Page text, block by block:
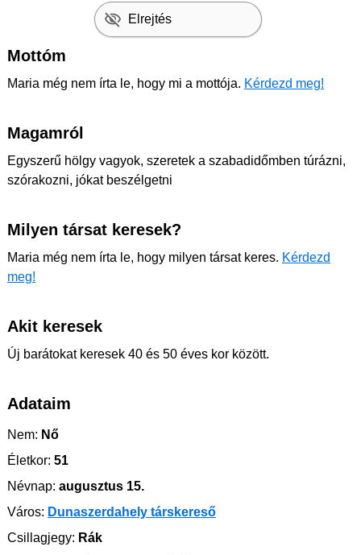
Elrejtés
Mottóm
Maria még nem írta le, hogy mi a mottója. Kérdezd meg!
Magamról
Egyszerű hölgy vagyok, szeretek a szabadidőmben túrázni,
szórakozni, jókat beszélgetni
Milyen társat keresek?
Maria még nem írta le, hogy milyen társat keres. Kérdezd
meg!
Akit keresek
Új barátokat keresek 40 és 50 éves kor között.
Adataim
Nem: Nő
Életkor: 51
Névnap: augusztus 15.
Város: Dunaszerdahely társkereső
Csillagjegy: Rák